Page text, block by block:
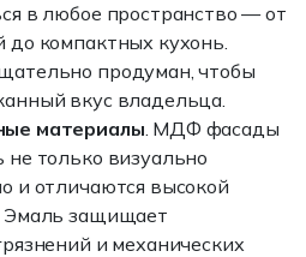
в любое пространство — от
до компактных кухонь.
продуман, чтобы
вкус владельца.
материалы. МДФ фасады
только визуально
и отличаются высокой
Эмаль защищает
и механических